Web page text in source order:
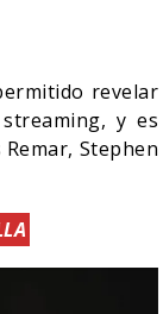
revelar
y es
Stephen